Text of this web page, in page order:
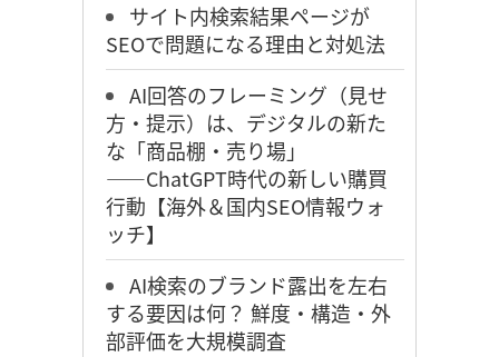
サイト内検索結果ページが
SEOで問題になる理由と対処法
AI回答のフレーミング（見せ
方・提示）は、デジタルの新た
な「商品棚・売り場」
――ChatGPT時代の新しい購買
行動【海外＆国内SEO情報ウォ
ッチ】
AI検索のブランド露出を左右
する要因は何？ 鮮度・構造・外
部評価を大規模調査